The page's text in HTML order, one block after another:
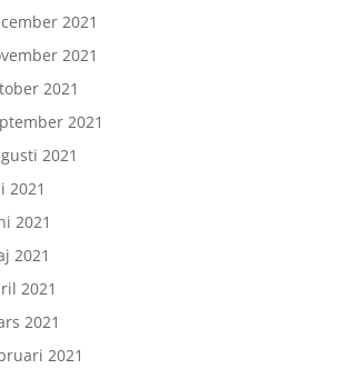
2021
2021
2021
2021
2021
2021
2021
2021
2021
2021
2021